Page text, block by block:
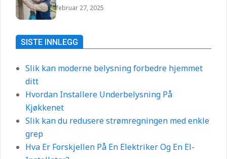
februar 27, 2025
SISTE INNLEGG
Slik kan moderne belysning forbedre hjemmet
ditt
Hvordan Installere Underbelysning På
Kjøkkenet
Slik kan du redusere strømregningen med enkle
grep
Hva Er Forskjellen På En Elektriker Og En El-